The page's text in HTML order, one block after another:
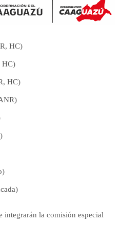
HC)
HC)
HC)
integrarán la comisión especial